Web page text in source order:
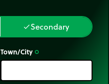
doneSecondary
Town/City trip_origin